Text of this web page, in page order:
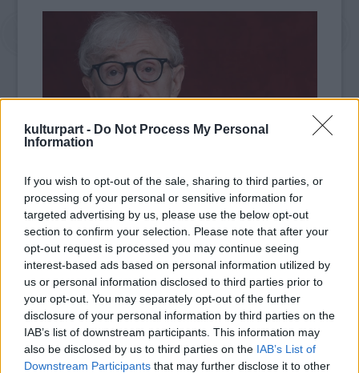
kulturpart - Do Not Process My Personal
Information
If you wish to opt-out of the sale, sharing to third parties, or
processing of your personal or sensitive information for
targeted advertising by us, please use the below opt-out
section to confirm your selection. Please note that after your
opt-out request is processed you may continue seeing
interest-based ads based on personal information utilized by
us or personal information disclosed to third parties prior to
your opt-out. You may separately opt-out of the further
disclosure of your personal information by third parties on the
IAB’s list of downstream participants. This information may
also be disclosed by us to third parties on the IAB’s List of
Downstream Participants that may further disclose it to other
fotó: tasteofcinema.com
Bár sok helyen, többek közt
Magyarországon még az idei filmjét (Abszurd
alak)sem mutatták be, máris készíti elő 2016-
os filmjét a rendező, és szokás szerint a
castingon kívül még nem sokat tudni a
projektről. A filmben feltűnik majd Jesse
Eisenberg, Blake Lively, Parker Posey, Kristen
Stewart és Bruce Willis is, a történetről pedig
egyelőre azt lehet tudni, hogy a harmincas